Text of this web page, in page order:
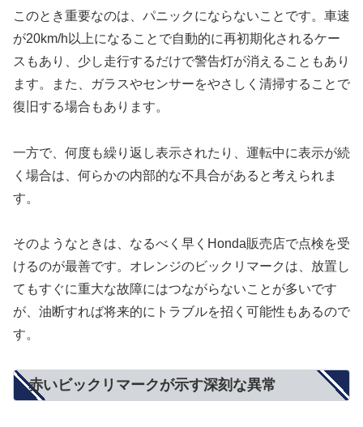
このとき重要なのは、パニックにならないことです。車速
が20km/h以上になることで自動的に再初期化されるケー
スもあり、少し走行するだけで警告灯が消えることもあり
ます。また、ガラスやセンサーをやさしく清掃することで
復旧する場合もあります。
一方で、何度も繰り返し表示されたり、運転中に表示が続
く場合は、何らかの内部的な不具合があると考えられま
す。
そのようなときは、なるべく早くHonda販売店で点検を受
けるのが最善です。オレンジのビックリマークは、放置し
てもすぐに重大な故障にはつながらないことが多いです
が、油断すれば将来的にトラブルを招く可能性もあるので
す。
赤いビックリマークが示す深刻な異常